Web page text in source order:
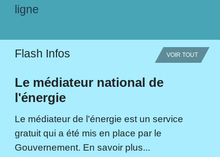
ligne
Flash Infos VOIR TOUT
Le médiateur national de
l'énergie
Le médiateur de l'énergie est un service
gratuit qui a été mis en place par le
Gouvernement. En savoir plus...